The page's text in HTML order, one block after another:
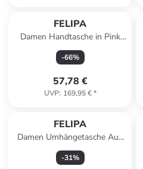
FELIPA
Damen Handtasche in Pink
Mehrfarbig
-66%
57,78 €
UVP: 169,95 €*
FELIPA
Damen Umhängetasche Aus
Leder in Grün
-31%